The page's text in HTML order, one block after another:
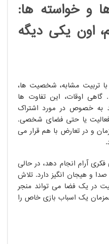
و خواسته ها:
اون یکی دیگه
تربیت مشابه، شخصیت ها،
گاهی اوقات، این تفاوت ها
به خصوص در مورد اشتراک
فعالیت یا حتی فضای شخصی.
و در تعارض با هم قرار می
آرام انجام دهد، در حالی
و هیجان انگیز دارد. تلاش
در یک فضا می تواند منجر
یک اسباب بازی خاص را